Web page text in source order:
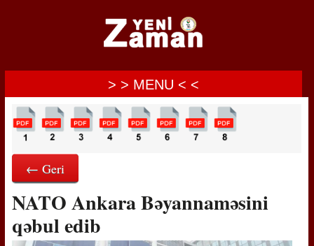
> > MENU < <
← Geri
NATO Ankara Bəyannaməsini
qəbul edib